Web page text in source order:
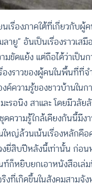
รื่องภาคใต้ที่เกี่ยวกับ
ายู” อันเป็นเรื่องราวเ
ดแย้ง แต่ถือได้ว่าเป็น
องราวของผู้คนในพื้นที่ที่
ค์ความรู้ของชาวบ้าน
มะรอนิง สาและ โดยมี
ความรู้ใกล้เคียงกันนี้มี
หญ่ล้วนเน้นเรื่องหลักคือ
งยี่สิบปีหลังนี้เท่านั้น ก่อ
ยิบยกเอาหนังสือเล่มนี้
ที่เกิดขึ้นในสังคมสามจั